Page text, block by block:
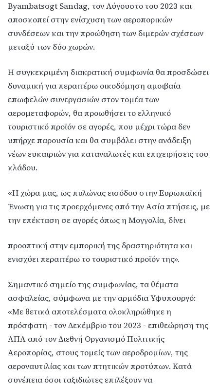
Byambatsogt Sandag, τον Αύγουστο του 2023 και
αποσκοπεί στην ενίσχυση των αεροπορικών
συνδέσεων και την προώθηση των διμερών σχέσεων
μεταξύ των δύο χωρών.
Η συγκεκριμένη διακρατική συμφωνία θα προσδώσει
δυναμική για περαιτέρω οικοδόμηση αμοιβαία
επωφελών συνεργασιών στον τομέα των
αερομεταφορών, θα προωθήσει το ελληνικό
τουριστικό προϊόν σε αγορές, που μέχρι τώρα δεν
υπήρχε παρουσία και θα συμβάλει στην ανάδειξη
νέων ευκαιριών για καταναλωτές και επιχειρήσεις του
κλάδου.
«Η χώρα μας, ως πυλώνας εισόδου στην Ευρωπαϊκή
Ένωση για τις προερχόμενες από την Ασία πτήσεις, με
την επέκταση σε αγορές όπως η Μογγολία, δίνει
προοπτική στην εμπορική της δραστηριότητα και
ενισχύει περαιτέρω το τουριστικό προϊόν της».
Σημαντικό σημείο της συμφωνίας, τα θέματα
ασφαλείας, σύμφωνα με την αρμόδια Υφυπουργό:
«Με θετικά αποτελέσματα ολοκληρώθηκε η
πρόσφατη - τον Δεκέμβριο του 2023 - επιθεώρηση της
ΑΠΑ από τον Διεθνή Οργανισμό Πολιτικής
Αεροπορίας, στους τομείς των αεροδρομίων, της
αεροναυτιλίας και των πτητικών προτύπων. Κατά
συνέπεια όσοι ταξιδιώτες επιλέξουν να